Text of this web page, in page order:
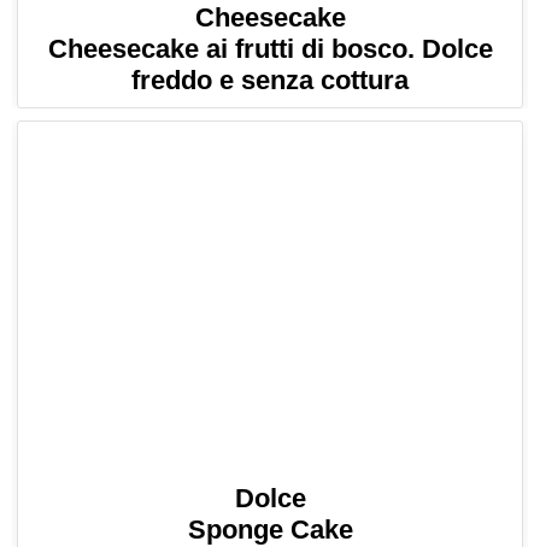
Cheesecake
Cheesecake ai frutti di bosco. Dolce
freddo e senza cottura
Dolce
Sponge Cake